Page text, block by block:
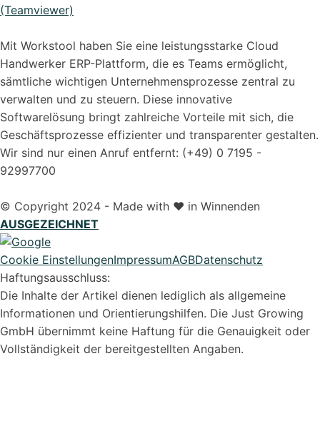
(Teamviewer)
Mit Workstool haben Sie eine leistungsstarke Cloud
Handwerker ERP-Plattform, die es Teams ermöglicht,
sämtliche wichtigen Unternehmensprozesse zentral zu
verwalten und zu steuern. Diese innovative
Softwarelösung bringt zahlreiche Vorteile mit sich, die
Geschäftsprozesse effizienter und transparenter gestalten.
Wir sind nur einen Anruf entfernt: (+49) 0 7195 -
92997700
© Copyright 2024 - Made with ❤️ in Winnenden
AUSGEZEICHNET
Cookie EinstellungenImpressumAGBDatenschutz
Haftungsausschluss:
Die Inhalte der Artikel dienen lediglich als allgemeine
Informationen und Orientierungshilfen. Die Just Growing
GmbH übernimmt keine Haftung für die Genauigkeit oder
Vollständigkeit der bereitgestellten Angaben.